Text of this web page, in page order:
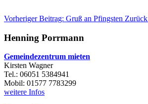
Vorheriger Beitrag: Gruß an Pfingsten Zurück
Henning Porrmann
Gemeindezentrum mieten
Kirsten Wagner
Tel.: 06051 5384941
Mobil: 01577 7783299
weitere Infos